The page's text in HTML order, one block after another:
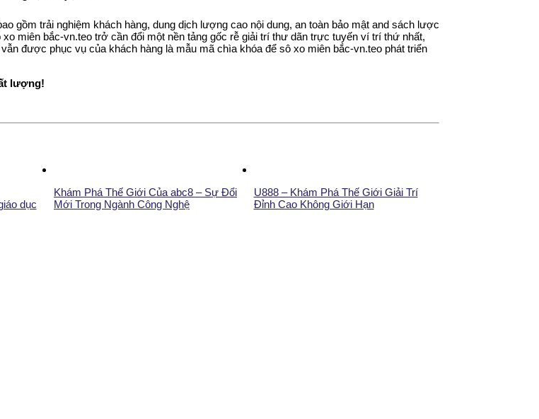
gồm trải nghiệm khách hàng, dung dịch lượng cao nội dung, an toàn bảo mật and sách lược
miên bắc-vn.teo trở cần đổi một nền tảng gốc rễ giải trí thư dãn trực tuyến ví trí thứ nhất,
được phục vụ của khách hàng là mẫu mã chìa khóa để sô xo miên bắc-vn.teo phát triển
lượng!
dục
Khám Phá Thế Giới Của abc8 – Sự Đổi
Mới Trong Ngành Công Nghệ
U888 – Khám Phá Thế Giới Giải Trí
Đỉnh Cao Không Giới Hạn